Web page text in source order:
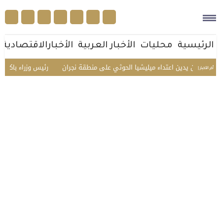
الرئيسية محليات الأخبار العربية الأخبارالاقتصادية
أخر الأخبار | رئيس وزراء الأردن يدين اعتداء ميليشيا الحوثي على منطقة نجران